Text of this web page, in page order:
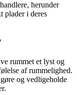
herunder
plader i deres
rummet et lyst og
af rummelighed.
og vedligeholde